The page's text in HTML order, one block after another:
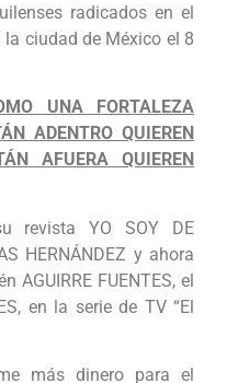
radicados en el
ciudad de México el 8
UNA FORTALEZA
ADENTRO QUIEREN
AFUERA QUIEREN
revista YO SOY DE
HERNÁNDEZ y ahora
AGUIRRE FUENTES, el
en la serie de TV “El
más dinero para el